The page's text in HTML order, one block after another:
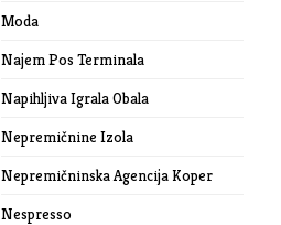
Moda
Najem Pos Terminala
Napihljiva Igrala Obala
Nepremičnine Izola
Nepremičninska Agencija Koper
Nespresso